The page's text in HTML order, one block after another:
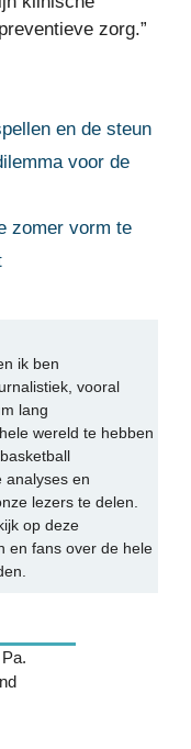
zorg.”
en de steun
voor de
zomer vorm te
ik ben
vooral
lang
wereld te hebben
analyses en
lezers te delen.
op deze
en fans over de hele